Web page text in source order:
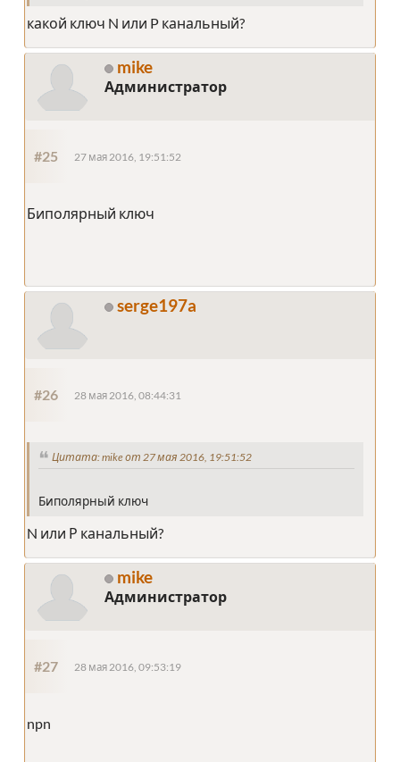
какой ключ N или P канальный?
mike
Администратор
#25 27 мая 2016, 19:51:52
Биполярный ключ
serge197a
#26 28 мая 2016, 08:44:31
Цитата: mike от 27 мая 2016, 19:51:52
Биполярный ключ
N или Р канальный?
mike
Администратор
#27 28 мая 2016, 09:53:19
npn